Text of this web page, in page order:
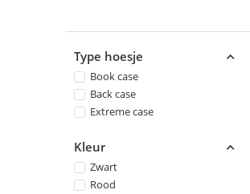
Type hoesje
Book case
Back case
Extreme case
Kleur
Zwart
Rood